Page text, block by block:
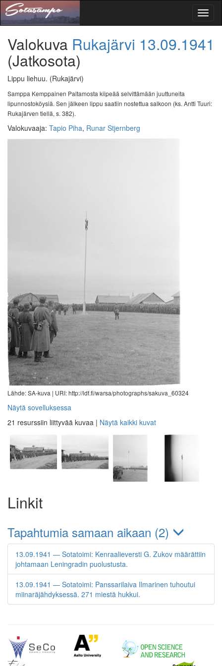
Valokuva Rukajärvi 13.09.1941
(Jatkosota)
Lippu liehuu. (Rukajärvi)
Samppa Kemppainen Paltamosta kiipeää selvittämään juuttuneita
lipunnostoköysiä. Sen jälkeen lippu saatiin nostettua salkoon (ks. Antti Tuuri:
Rukajärven tiellä, s. 382).
Valokuvaaja: Tapio Piha, Runar Stjernberg
Lähde: SA-kuva | URI: http://ldf.fi/warsa/photographs/sakuva_60324
Näytä sovelluksessa
21 resurssiin liittyvää kuvaa | Näytä kaikki kuvat
Linkit
Tapahtumia samaan aikaan (2)
13.09.1941 — Sotatoimi: Kenraalieversti G. Zukov määrättiin
johtamaan Leningradin puolustusta.
13.09.1941 — Sotatoimi: Panssarilaiva Ilmarinen tuhoutui
miinaräjähdyksessä. 271 miestä hukkui.